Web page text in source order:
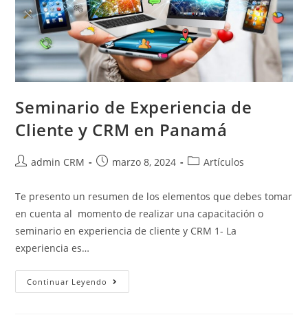
Seminario de Experiencia de
Cliente y CRM en Panamá
admin CRM marzo 8, 2024 Artículos
Te presento un resumen de los elementos que debes tomar
en cuenta al momento de realizar una capacitación o
seminario en experiencia de cliente y CRM 1- La
experiencia es…
Continuar Leyendo